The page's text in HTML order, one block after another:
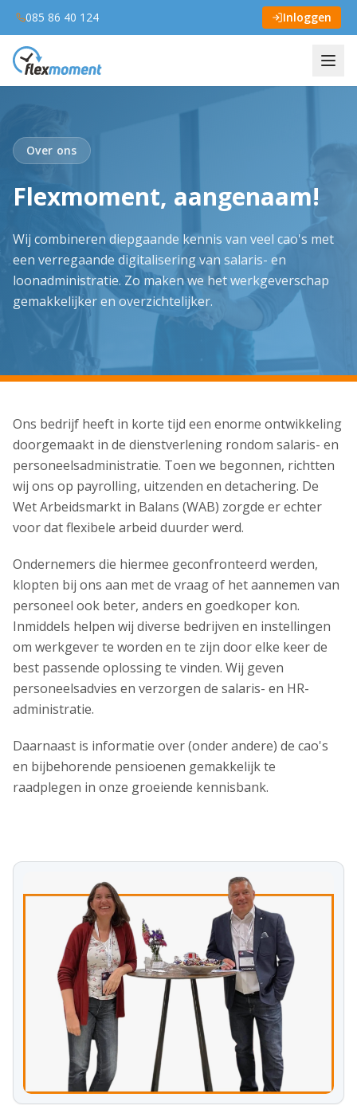
085 86 40 124 Inloggen
Over ons
Flexmoment, aangenaam!
Wij combineren diepgaande kennis van veel cao's met
een verregaande digitalisering van salaris- en
loonadministratie. Zo maken we het werkgeverschap
gemakkelijker en overzichtelijker.
Ons bedrijf heeft in korte tijd een enorme ontwikkeling
doorgemaakt in de dienstverlening rondom salaris- en
personeelsadministratie. Toen we begonnen, richtten
wij ons op payrolling, uitzenden en detachering. De
Wet Arbeidsmarkt in Balans (WAB) zorgde er echter
voor dat flexibele arbeid duurder werd.
Ondernemers die hiermee geconfronteerd werden,
klopten bij ons aan met de vraag of het aannemen van
personeel ook beter, anders en goedkoper kon.
Inmiddels helpen wij diverse bedrijven en instellingen
om werkgever te worden en te zijn door elke keer de
best passende oplossing te vinden. Wij geven
personeelsadvies en verzorgen de salaris- en HR-
administratie.
Daarnaast is informatie over (onder andere) de cao's
en bijbehorende pensioenen gemakkelijk te
raadplegen in onze groeiende kennisbank.